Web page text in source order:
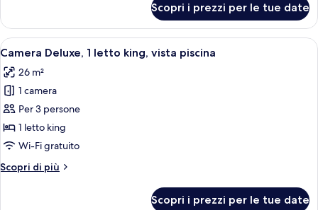
piscina
Standard,
letto
vista
piscina
Scopri i prezzi per le tue date
Apri
tutte
le
foto
per
Camera
Deluxe,
letto
Camera Deluxe, 1 letto king, vista
3
Camera Deluxe, 1 letto king, vista piscina
26 m²
1 camera
Per 3 persone
1 letto king
Wi-Fi gratuito
Scopri di più
Altri
Scopri i prezzi per le tue date